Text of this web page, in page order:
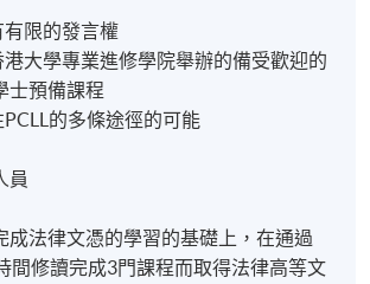
，根據時間表而定。
時安排，視實際教學情況而定。
有限的發言權
港大學專業進修學院舉辦的備受歡迎的
士預備課程
的多條途徑的可能
員
成法律文憑的學習的基礎上，在通過
間修讀完成3門課程而取得法律高等文